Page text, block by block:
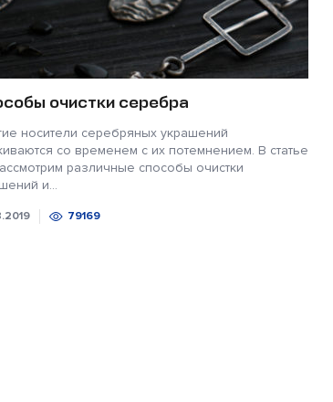
очистки серебра
носители серебряных украшений
со временем с их потемнением. В статье
различные способы очистки
и...
79169